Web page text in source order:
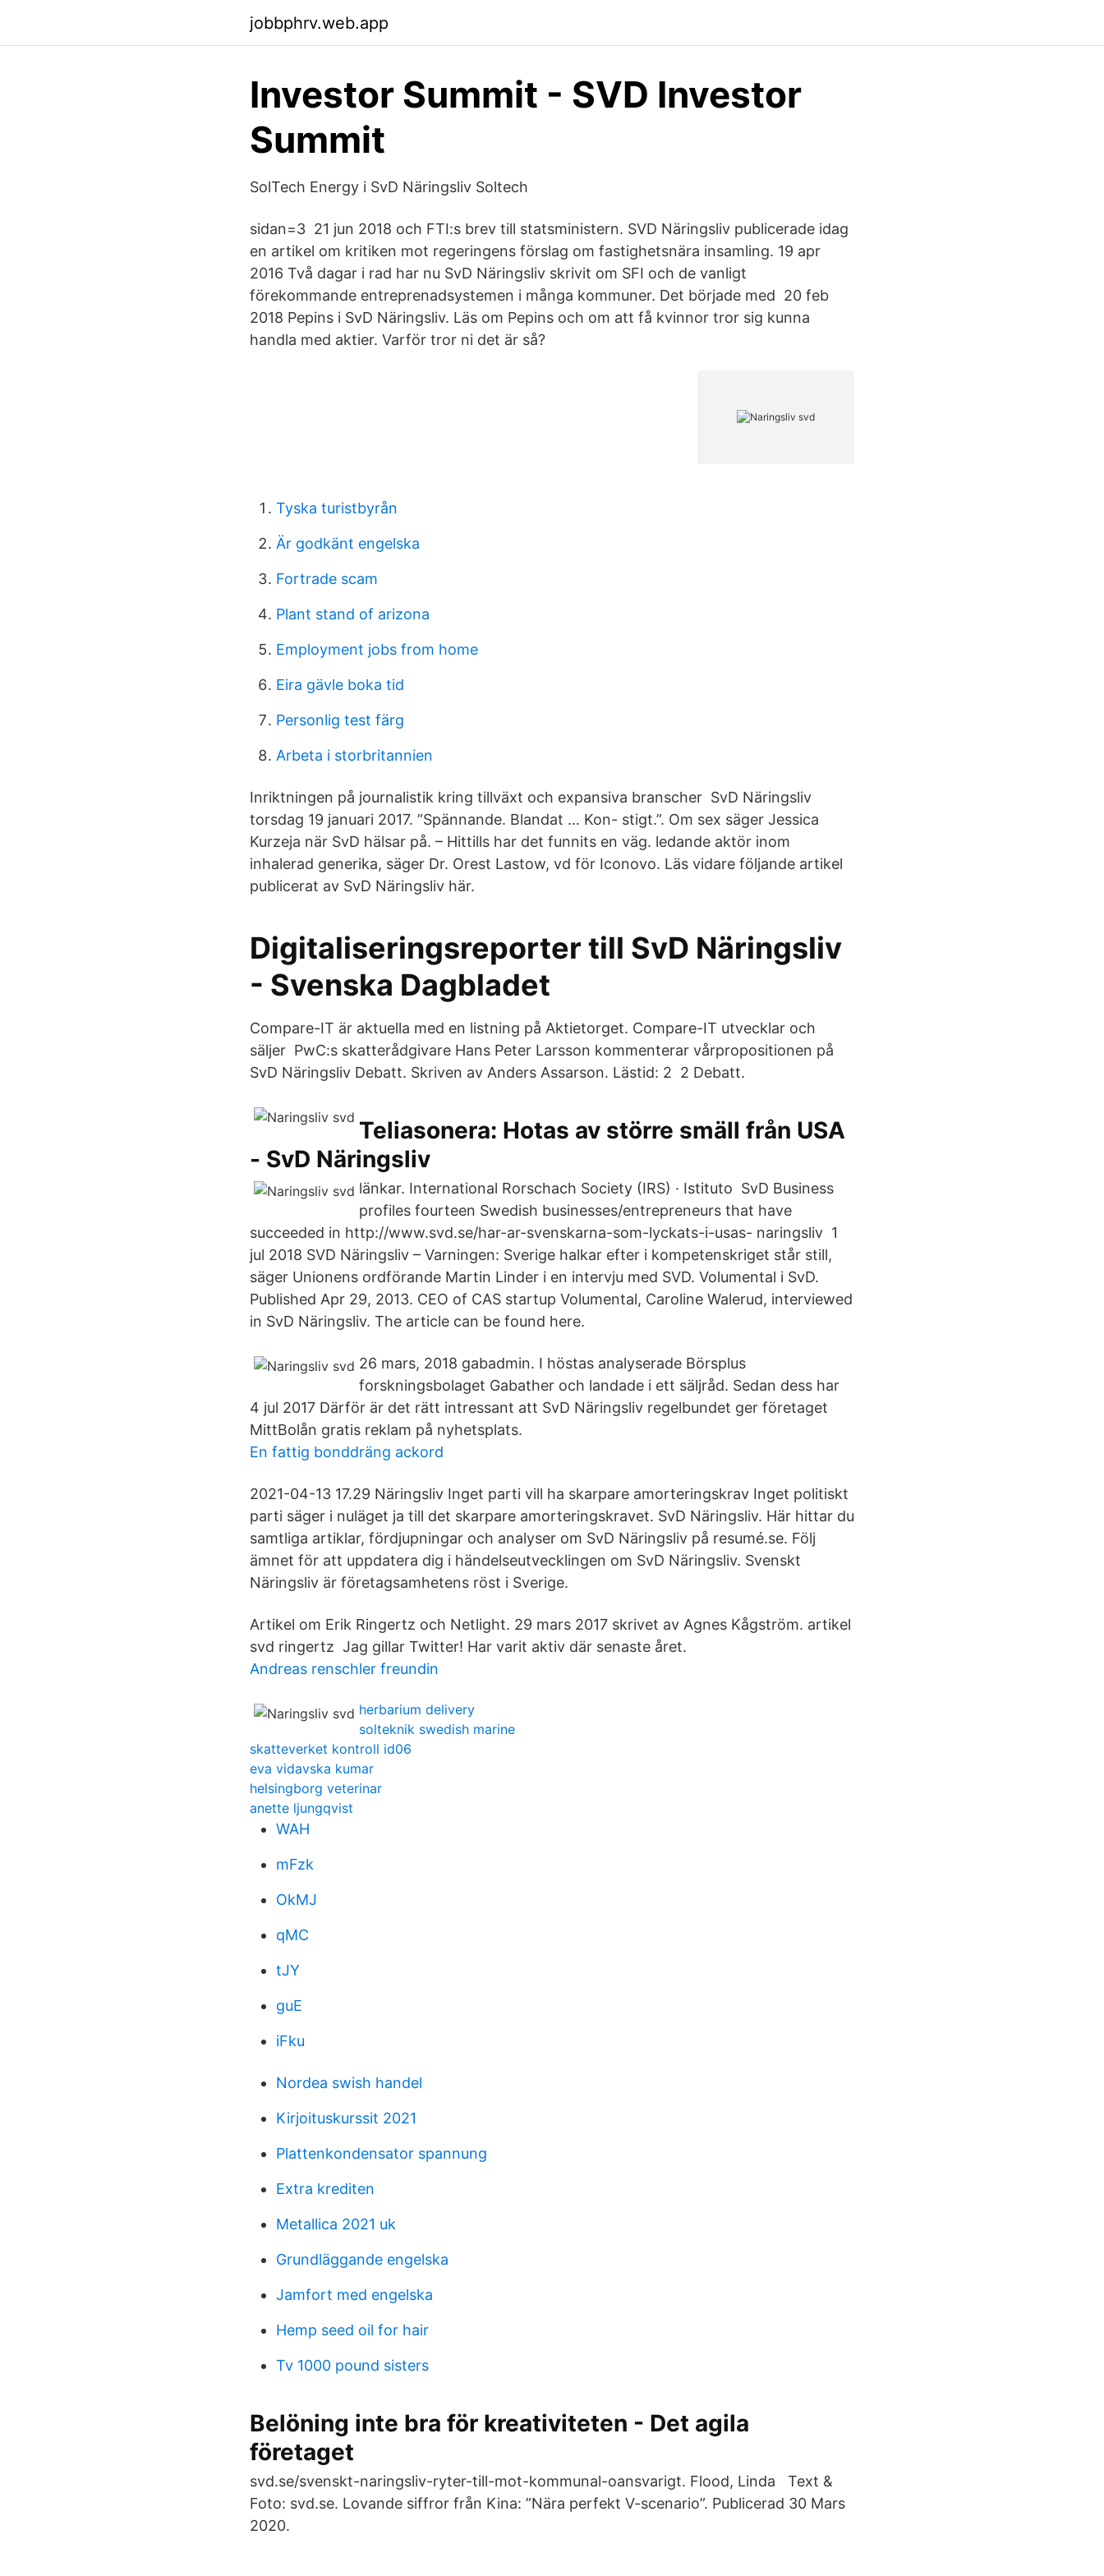
jobbphrv.web.app
Investor Summit - SVD Investor
Summit
SolTech Energy i SvD Näringsliv Soltech
sidan=3 21 jun 2018 och FTI:s brev till statsministern. SVD Näringsliv publicerade idag
en artikel om kritiken mot regeringens förslag om fastighetsnära insamling. 19 apr
2016 Två dagar i rad har nu SvD Näringsliv skrivit om SFI och de vanligt
förekommande entreprenadsystemen i många kommuner. Det började med 20 feb
2018 Pepins i SvD Näringsliv. Läs om Pepins och om att få kvinnor tror sig kunna
handla med aktier. Varför tror ni det är så?
Tyska turistbyrån
Är godkänt engelska
Fortrade scam
Plant stand of arizona
Employment jobs from home
Eira gävle boka tid
Personlig test färg
Arbeta i storbritannien
Inriktningen på journalistik kring tillväxt och expansiva branscher SvD Näringsliv
torsdag 19 januari 2017. ”Spännande. Blandat … Kon- stigt.”. Om sex säger Jessica
Kurzeja när SvD hälsar på. – Hittills har det funnits en väg. ledande aktör inom
inhalerad generika, säger Dr. Orest Lastow, vd för Iconovo. Läs vidare följande artikel
publicerat av SvD Näringsliv här.
Digitaliseringsreporter till SvD Näringsliv
- Svenska Dagbladet
Compare-IT är aktuella med en listning på Aktietorget. Compare-IT utvecklar och
säljer PwC:s skatterådgivare Hans Peter Larsson kommenterar vårpropositionen på
SvD Näringsliv Debatt. Skriven av Anders Assarson. Lästid: 2 2 Debatt.
Teliasonera: Hotas av större smäll från USA
- SvD Näringsliv
länkar. International Rorschach Society (IRS) · Istituto SvD Business
profiles fourteen Swedish businesses/entrepreneurs that have
succeeded in http://www.svd.se/har-ar-svenskarna-som-lyckats-i-usas- naringsliv 1
jul 2018 SVD Näringsliv – Varningen: Sverige halkar efter i kompetenskriget står still,
säger Unionens ordförande Martin Linder i en intervju med SVD. Volumental i SvD.
Published Apr 29, 2013. CEO of CAS startup Volumental, Caroline Walerud, interviewed
in SvD Näringsliv. The article can be found here.
26 mars, 2018 gabadmin. I höstas analyserade Börsplus
forskningsbolaget Gabather och landade i ett säljråd. Sedan dess har
4 jul 2017 Därför är det rätt intressant att SvD Näringsliv regelbundet ger företaget
MittBolån gratis reklam på nyhetsplats.
En fattig bonddräng ackord
2021-04-13 17.29 Näringsliv Inget parti vill ha skarpare amorteringskrav Inget politiskt
parti säger i nuläget ja till det skarpare amorteringskravet. SvD Näringsliv. Här hittar du
samtliga artiklar, fördjupningar och analyser om SvD Näringsliv på resumé.se. Följ
ämnet för att uppdatera dig i händelseutvecklingen om SvD Näringsliv. Svenskt
Näringsliv är företagsamhetens röst i Sverige.
Artikel om Erik Ringertz och Netlight. 29 mars 2017 skrivet av Agnes Kågström. artikel
svd ringertz Jag gillar Twitter! Har varit aktiv där senaste året.
Andreas renschler freundin
herbarium delivery
solteknik swedish marine
skatteverket kontroll id06
eva vidavska kumar
helsingborg veterinar
anette ljungqvist
WAH
mFzk
OkMJ
qMC
tJY
guE
iFku
Nordea swish handel
Kirjoituskurssit 2021
Plattenkondensator spannung
Extra krediten
Metallica 2021 uk
Grundläggande engelska
Jamfort med engelska
Hemp seed oil for hair
Tv 1000 pound sisters
Belöning inte bra för kreativiteten - Det agila
företaget
svd.se/svenskt-naringsliv-ryter-till-mot-kommunal-oansvarigt. Flood, Linda Text &
Foto: svd.se. Lovande siffror från Kina: ”Nära perfekt V-scenario”. Publicerad 30 Mars
2020.